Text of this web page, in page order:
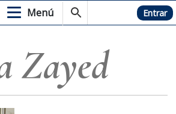
Menú Hemeroteca Entrar
Zayed